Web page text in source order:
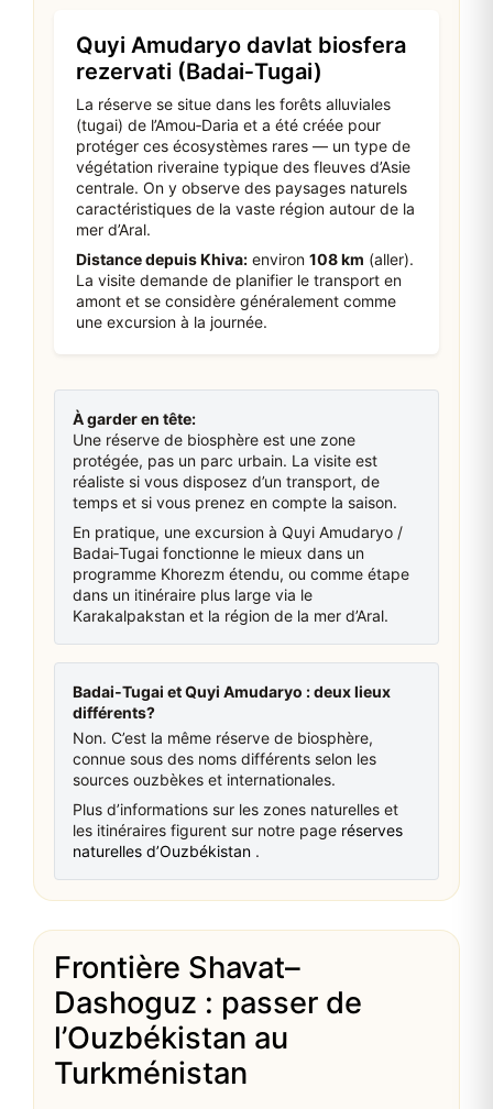
Quyi Amudaryo davlat biosfera
rezervati (Badai‑Tugai)
La réserve se situe dans les forêts alluviales
(tugai) de l’Amou‑Daria et a été créée pour
protéger ces écosystèmes rares — un type de
végétation riveraine typique des fleuves d’Asie
centrale. On y observe des paysages naturels
caractéristiques de la vaste région autour de la
mer d’Aral.
Distance depuis Khiva: environ 108 km (aller).
La visite demande de planifier le transport en
amont et se considère généralement comme
une excursion à la journée.
À garder en tête:
Une réserve de biosphère est une zone
protégée, pas un parc urbain. La visite est
réaliste si vous disposez d’un transport, de
temps et si vous prenez en compte la saison.
En pratique, une excursion à Quyi Amudaryo /
Badai‑Tugai fonctionne le mieux dans un
programme Khorezm étendu, ou comme étape
dans un itinéraire plus large via le
Karakalpakstan et la région de la mer d’Aral.
Badai‑Tugai et Quyi Amudaryo : deux lieux
différents?
Non. C’est la même réserve de biosphère,
connue sous des noms différents selon les
sources ouzbèkes et internationales.
Plus d’informations sur les zones naturelles et
les itinéraires figurent sur notre page réserves
naturelles d’Ouzbékistan .
Frontière Shavat–
Dashoguz : passer de
l’Ouzbékistan au
Turkménistan